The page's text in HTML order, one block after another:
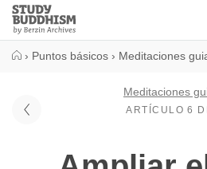
Close
Study
Buddhism
› Puntos básicos › Meditaciones
Meditaciones
ARTÍCULO 6